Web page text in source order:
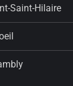
Saint-Hilaire